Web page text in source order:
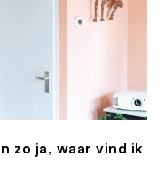
zo ja, waar vind ik